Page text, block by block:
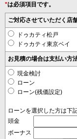
*は必須項目です。
ご対応させていただく店
ドゥカティ松戸
ドゥカティ東京ベイ
お見積の場合は支払い方
現金検討
ローン
ローン(残価設定)
ローンを選択した方は下
頭金
ボーナス